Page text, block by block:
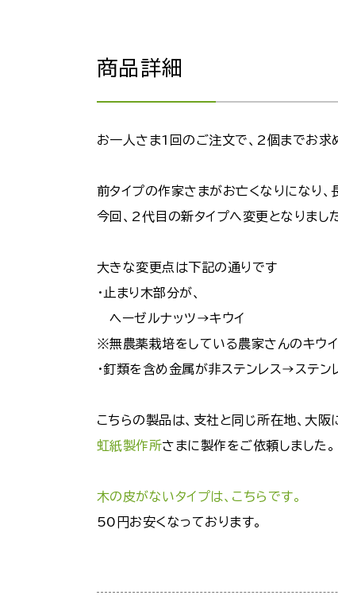
商品詳細
お一人さま1回のご注文で、2個までお求
前タイプの作家さまがお亡くなりになり、
今回、2代目の新タイプへ変更となりました
大きな変更点は下記の通りです
・止まり木部分が、
ヘーゼルナッツ→キウイ
※無農薬栽培をしている農家さんのキウイ
・釘類を含め金属が非ステンレス→ステン
こちらの製品は、支社と同じ所在地、大阪
虹紙製作所さまに製作をご依頼しました。
木の皮がないタイプは、こちらです。
50円お安くなっております。